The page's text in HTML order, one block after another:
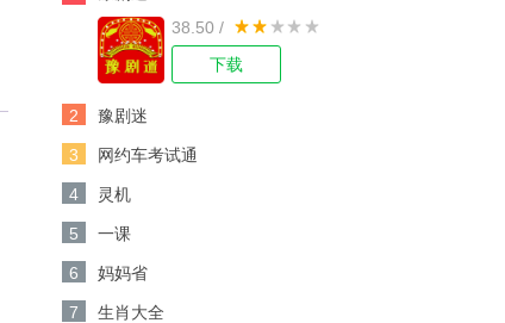
38.50 /
下载
2 豫剧迷
3 网约车考试通
4 灵机
5 一课
6 妈妈省
7 生肖大全